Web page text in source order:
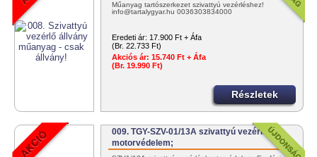
Műanyag tartószerkezet szivattyú vezérléshez!
info@tartalygyar.hu 0036303834000
Eredeti ár: 17.900 Ft + Áfa
(Br. 22.733 Ft)
Akciós ár: 15.740 Ft + Áfa
(Br. 19.990 Ft)
Részletek
009. TGY-SZV-01/13A szivattyú vezérlés /
motorvédelem;